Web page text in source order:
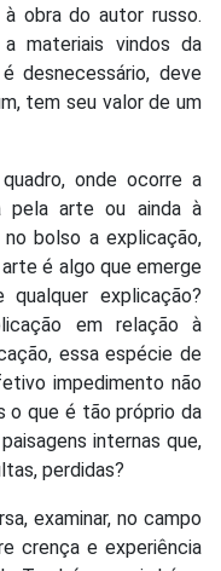
obra do autor russo.
materiais vindos da
desnecessário, deve
tem seu valor de um
onde ocorre a
pela arte ou ainda à
bolso a explicação,
é algo que emerge
explicação?
em relação à
essa espécie de
impedimento não
o que é tão próprio da
internas que,
perdidas?
examinar, no campo
crença e experiência